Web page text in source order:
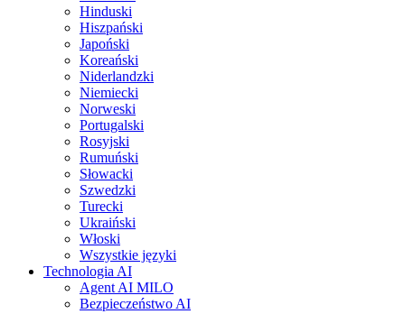
Hinduski
Hiszpański
Japoński
Koreański
Niderlandzki
Niemiecki
Norweski
Portugalski
Rosyjski
Rumuński
Słowacki
Szwedzki
Turecki
Ukraiński
Włoski
Wszystkie języki
Technologia AI
Agent AI MILO
Bezpieczeństwo AI